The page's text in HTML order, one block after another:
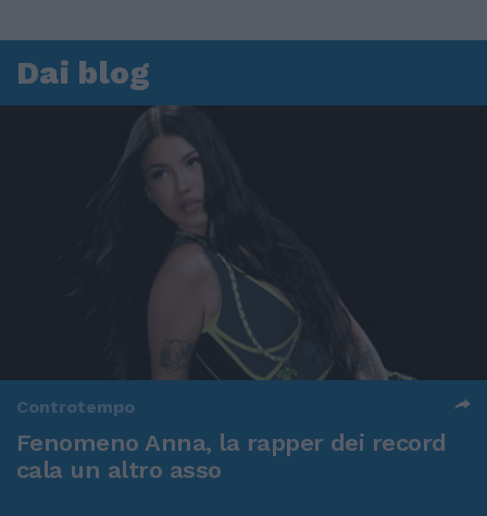
Dai blog
Controtempo
Fenomeno Anna, la rapper dei record
cala un altro asso